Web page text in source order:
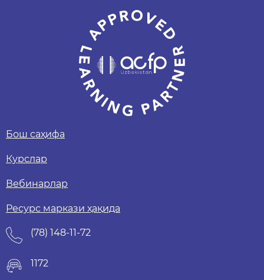
Бош саҳифа
Курслар
Вебинарлар
Ресурс маркази ҳақида
(78) 148-11-72
1172